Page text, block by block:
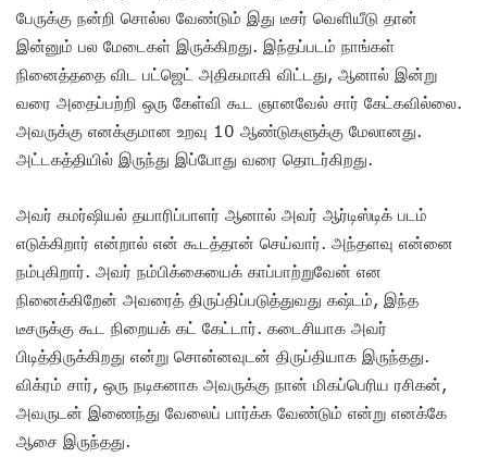
பேருக்கு நன்றி சொல்ல வேண்டும் இது டீசர் வெளியீடு தான்
இன்னும் பல மேடைகள் இருக்கிறது. இந்தப்படம் நாங்கள்
நினைத்ததை விட பட்ஜெட் அதிகமாகி விட்டது, ஆனால் இன்று
வரை அதைப்பற்றி ஒரு கேள்வி கூட ஞானவேல் சார் கேட்கவில்லை.
அவருக்கு எனக்குமான உறவு 10 ஆண்டுகளுக்கு மேலானது.
அட்டகத்தியில் இருந்து இப்போது வரை தொடர்கிறது.
அவர் கமர்ஷியல் தயாரிப்பாளர் ஆனால் அவர் ஆர்டிஸ்டிக் படம்
எடுக்கிறார் என்றால் என் கூடத்தான் செய்வார். அந்தளவு என்னை
நம்புகிறார். அவர் நம்பிக்கையைக் காப்பாற்றுவேன் என
நினைக்கிறேன் அவரைத் திருப்திப்படுத்துவது கஷ்டம், இந்த
டீசருக்கு கூட நிறையக் கட் கேட்டார். கடைசியாக அவர்
பிடித்திருக்கிறது என்று சொன்னவுடன் திருப்தியாக இருந்தது.
விக்ரம் சார், ஒரு நடிகனாக அவருக்கு நான் மிகப்பெரிய ரசிகன்,
அவருடன் இணைந்து வேலைப் பார்க்க வேண்டும் என்று எனக்கே
ஆசை இருந்தது.